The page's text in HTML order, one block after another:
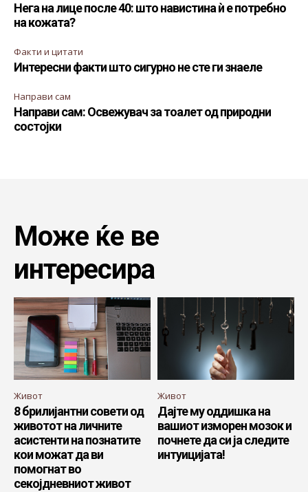
Нега на лице после 40: што навистина ѝ е потребно
на кожата?
Факти и цитати
Интересни факти што сигурно не сте ги знаеле
Направи сам
Направи сам: Освежувач за тоалет од природни
состојки
Може ќе ве
интересира
Живот
8 брилијантни совети од
животот на личните
асистенти на познатите
кои можат да ви
помогнат во
секојдневниот живот
Живот
Дајте му оддишка на
вашиот изморен мозок и
почнете да си ја следите
интуицијата!